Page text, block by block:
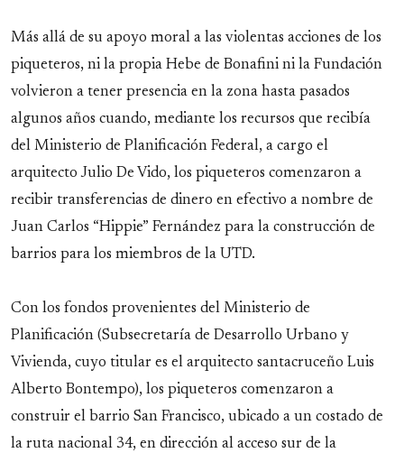
Más allá de su apoyo moral a las violentas acciones de los
piqueteros, ni la propia Hebe de Bonafini ni la Fundación
volvieron a tener presencia en la zona hasta pasados
algunos años cuando, mediante los recursos que recibía
del Ministerio de Planificación Federal, a cargo el
arquitecto Julio De Vido, los piqueteros comenzaron a
recibir transferencias de dinero en efectivo a nombre de
Juan Carlos “Hippie” Fernández para la construcción de
barrios para los miembros de la UTD.
Con los fondos provenientes del Ministerio de
Planificación (Subsecretaría de Desarrollo Urbano y
Vivienda, cuyo titular es el arquitecto santacruceño Luis
Alberto Bontempo), los piqueteros comenzaron a
construir el barrio San Francisco, ubicado a un costado de
la ruta nacional 34, en dirección al acceso sur de la